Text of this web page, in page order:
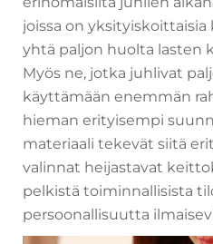
joissa on
yhtä paljon huolta lasten
Myös ne, jotka juhlivat
käyttämään enemmän
hieman erityisempi
materiaali tekevät siitä
valinnat heijastavat
pelkistä toiminnallisista
persoonallisuutta